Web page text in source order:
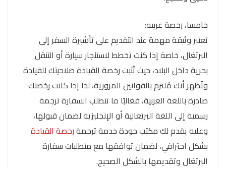
خامسا، رخصة عربيه:
تعتبر وثيقة مهمة عند التقديم على تأشيرة السفر إلى
البرتغال، خاصة إذا كنت تخطط لاستئجار سيارة أو التنقل
بحرية داخل البلاد، حيث تُثبت رخصة القيادة صلاحيتك للقيادة
وتُظهر أنك مُلتزم بالقوانين المرورية، لذا إذا كانت رخصتك
صادرة باللغة العربية، فغالبًا ما تتطلب السفارة ترجمة
رسمية إلى اللغة البرتغالية أو الإنجليزية لضمان قبولها،
وعليه يقدم لك مكتب جودة خدمة ترجمةرخصة القيادة
بشكل احترافي، لضمان توافقها مع متطلبات سفارة
البرتغال وتقديمها بالشكل الصحيح.